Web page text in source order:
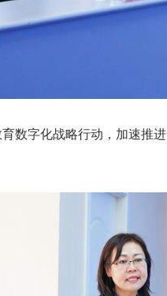
数字化战略行动，加速推